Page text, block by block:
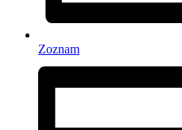
Zoznam